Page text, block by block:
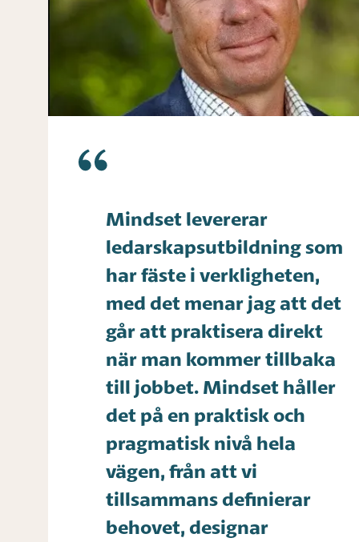
Mindset levererar
ledarskapsutbildning som
har fäste i verkligheten,
med det menar jag att det
går att praktisera direkt
när man kommer tillbaka
till jobbet. Mindset håller
det på en praktisk och
pragmatisk nivå hela
vägen, från att vi
tillsammans definierar
behovet, designar